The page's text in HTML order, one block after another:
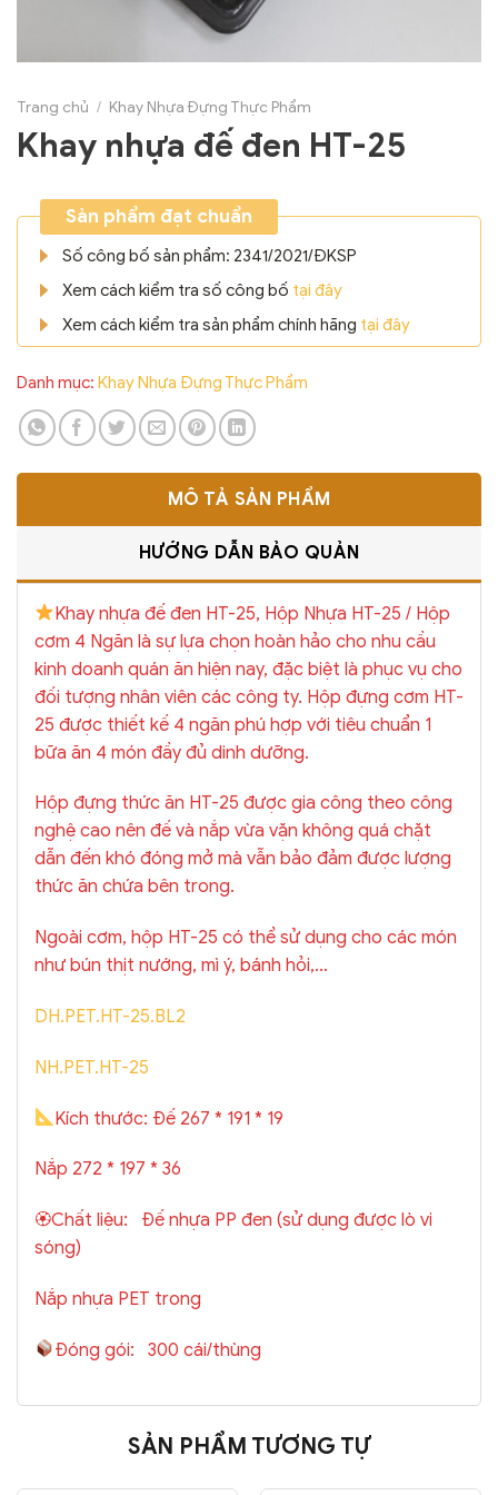
Trang chủ / Khay Nhựa Đựng Thực Phẩm
Khay nhựa đế đen HT-25
Sản phẩm đạt chuẩn
Số công bố sản phẩm: 2341/2021/ĐKSP
Xem cách kiểm tra số công bố tại đây
Xem cách kiểm tra sản phẩm chính hãng tại đây
Danh mục: Khay Nhựa Đựng Thực Phẩm
MÔ TẢ SẢN PHẨM
HƯỚNG DẪN BẢO QUẢN
Khay nhựa đế đen HT-25, Hộp Nhựa HT-25 / Hộp
cơm 4 Ngăn là sự lựa chọn hoàn hảo cho nhu cầu
kinh doanh quán ăn hiện nay, đặc biệt là phục vụ cho
đối tượng nhân viên các công ty. Hộp đựng cơm HT-
25 được thiết kế 4 ngăn phú hợp với tiêu chuẩn 1
bữa ăn 4 món đầy đủ dinh dưỡng.
Hộp đựng thức ăn HT-25 được gia công theo công
nghệ cao nên đế và nắp vừa vặn không quá chặt
dẫn đến khó đóng mở mà vẫn bảo đảm được lượng
thức ăn chứa bên trong.
Ngoài cơm, hộp HT-25 có thể sử dụng cho các món
như bún thịt nướng, mì ý, bánh hỏi,…
DH.PET.HT-25.BL2
NH.PET.HT-25
Kích thước: Đế 267 * 191 * 19
Nắp 272 * 197 * 36
🏵Chất liệu: Đế nhựa PP đen (sử dụng được lò vi
sóng)
Nắp nhựa PET trong
Đóng gói: 300 cái/thùng
SẢN PHẨM TƯƠNG TỰ